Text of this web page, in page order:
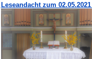
Leseandacht zum